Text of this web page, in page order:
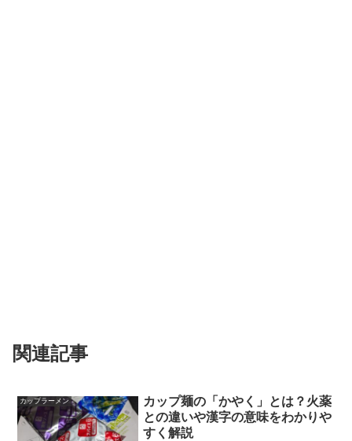
関連記事
カップラーメン
カップ麺の「かやく」とは？火薬
との違いや漢字の意味をわかりや
すく解説